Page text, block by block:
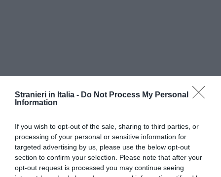
Stranieri in Italia - Do Not Process My Personal
Information
If you wish to opt-out of the sale, sharing to third parties, or
processing of your personal or sensitive information for
targeted advertising by us, please use the below opt-out
section to confirm your selection. Please note that after your
opt-out request is processed you may continue seeing